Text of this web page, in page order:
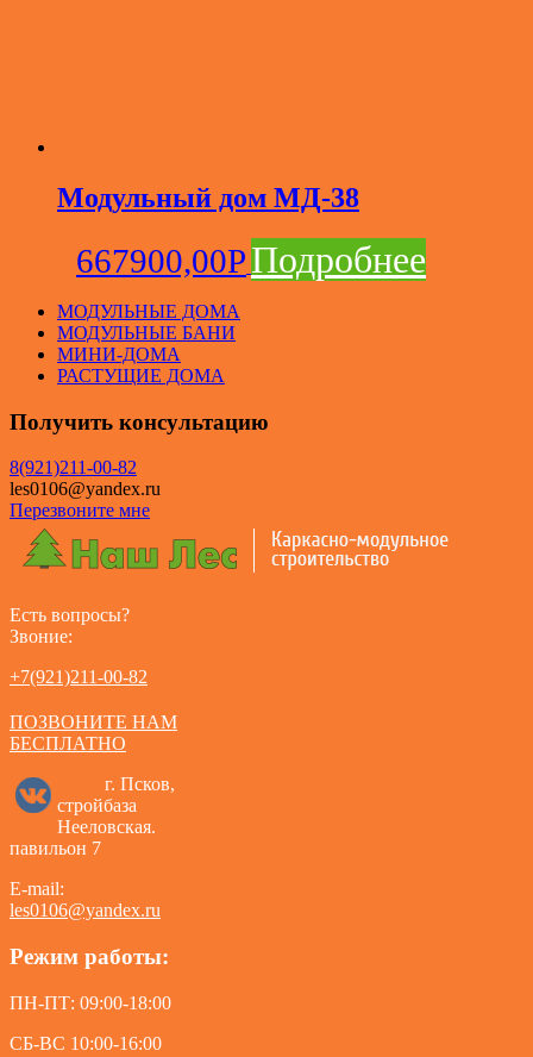
Модульный дом МД-38
667900,00РПодробнее
МОДУЛЬНЫЕ ДОМА
МОДУЛЬНЫЕ БАНИ
МИНИ-ДОМА
РАСТУЩИЕ ДОМА
Получить консультацию
8(921)211-00-82
les0106@yandex.ru
Перезвоните мне
Есть вопросы?
Звоние:
+7(921)211-00-82
ПОЗВОНИТЕ НАМ
БЕСПЛАТНО
г. Псков,
стройбаза
Нееловская.
павильон 7
E-mail:
les0106@yandex.ru
Режим работы:
ПН-ПТ: 09:00-18:00
СБ-ВС 10:00-16:00